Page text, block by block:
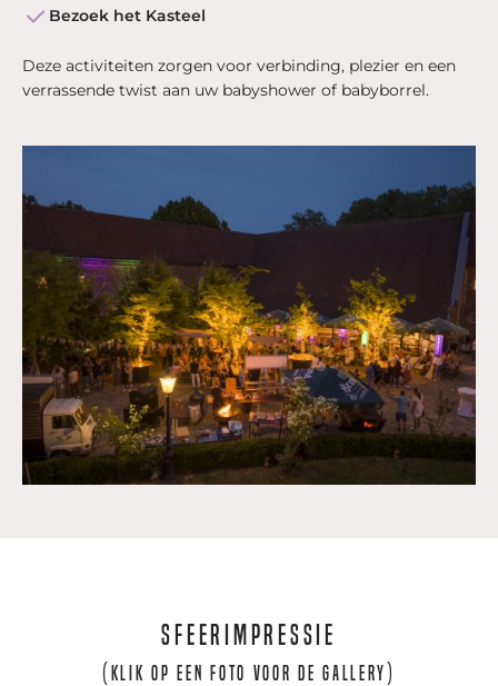
Bezoek het Kasteel
Deze activiteiten zorgen voor verbinding, plezier en een
verrassende twist aan uw babyshower of babyborrel.
Sfeerimpressie
(klik op een foto voor de gallery)